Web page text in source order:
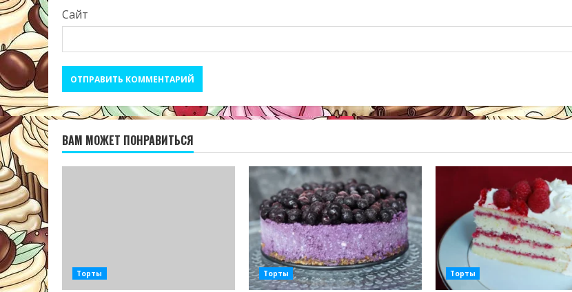
Сайт
ВАМ МОЖЕТ ПОНРАВИТЬСЯ
Торты Торты Торты